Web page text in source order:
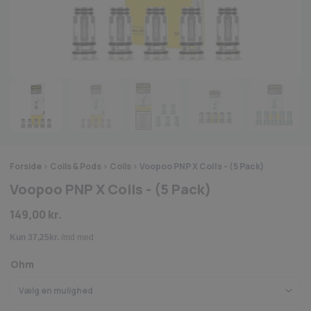
Forside > Coils & Pods > Coils > Voopoo PNP X Coils - (5 Pack)
Voopoo PNP X Coils - (5 Pack)
149,00 kr.
Ohm